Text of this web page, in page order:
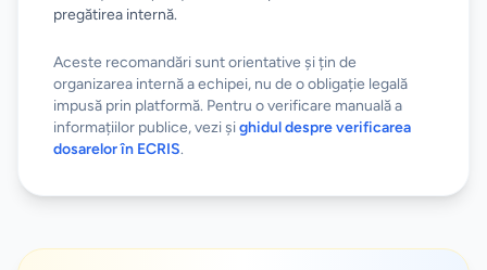
pregătirea internă.
Aceste recomandări sunt orientative și țin de
organizarea internă a echipei, nu de o obligație legală
impusă prin platformă. Pentru o verificare manuală a
informațiilor publice, vezi șighidul despre verificarea
dosarelor în ECRIS.